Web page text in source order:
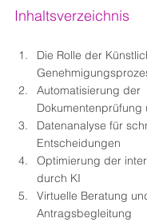
Inhaltsverzeichnis
Die Rolle der
Automatisierung der
Datenanalyse für
Entscheidungen
Optimierung der
durch KI
Virtuelle Beratung
Antragsbegleitung